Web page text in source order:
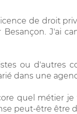
de droit
Besançon. J'ai
ou d'autres
dans une
quel métier
peut-être être